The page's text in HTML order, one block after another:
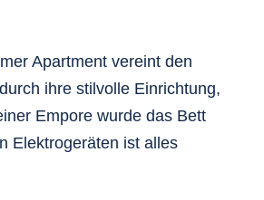
Apartment vereint den
ihre stilvolle Einrichtung,
Empore wurde das Bett
Elektrogeräten ist alles